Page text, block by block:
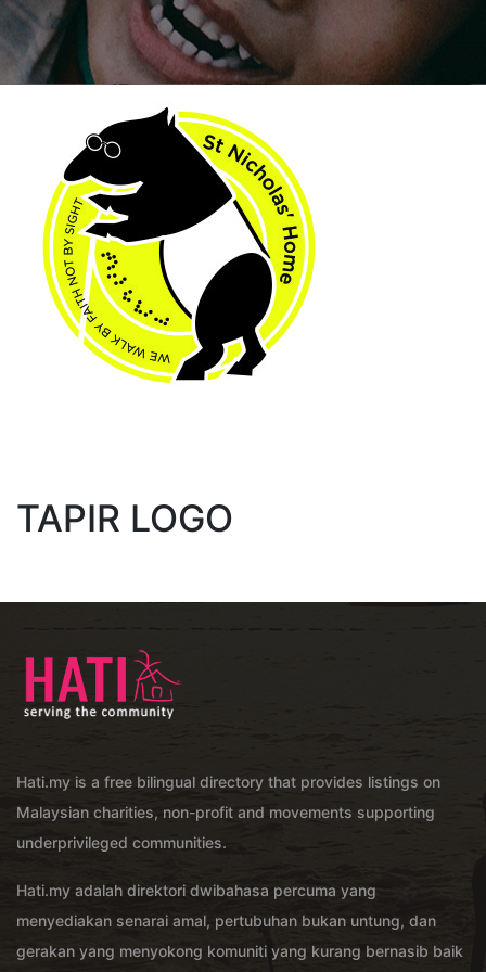
TAPIR LOGO
Hati.my is a free bilingual directory that provides listings on
Malaysian charities, non-profit and movements supporting
underprivileged communities.
Hati.my adalah direktori dwibahasa percuma yang
menyediakan senarai amal, pertubuhan bukan untung, dan
gerakan yang menyokong komuniti yang kurang bernasib baik